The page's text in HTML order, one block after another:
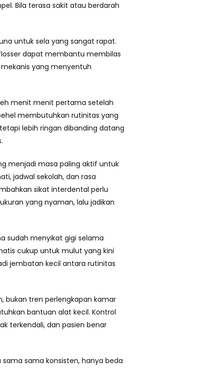
Bila terasa sakit atau berdarah
untuk sela yang sangat rapat.
dapat membantu membilas
yang menyentuh
menit menit pertama setelah
membutuhkan rutinitas yang
lebih ringan dibanding datang
menjadi masa paling aktif untuk
jadwal sekolah, dan rasa
sikat interdental perlu
yang nyaman, lalu jadikan
sudah menyikat gigi selama
cukup untuk mulut yang kini
jembatan kecil antara rutinitas
bukan tren perlengkapan kamar
bantuan alat kecil. Kontrol
terkendali, dan pasien benar
sama konsisten, hanya beda